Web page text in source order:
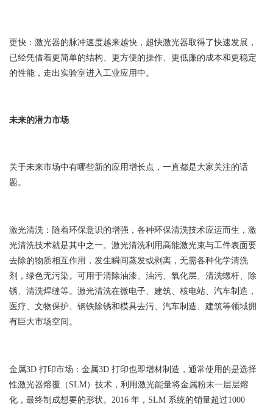
更快：激光器的脉冲速度越来越快，超快激光器取得了快速发展，
已经凭借着更简单的结构、更方便的操作、更低廉的成本和更稳定
的性能，走出实验室进入工业应用中。
未来的潜力市场
关于未来市场中有哪些新的应用增长点，一直都是大家关注的话
题。
激光清洗：随着环保意识的增强，各种环保清洗技术应运而生，激
光清洗技术就是其中之一。激光清洗利用高能激光束与工件表面要
去除的物质相互作用，发生瞬间蒸发或剥离，无需各种化学清洗
剂，绿色无污染。可用于清除油漆、油污、氧化层、清洗螺杆、除
锈、清洗焊缝等。激光清洗在微电子、建筑、核电站、汽车制造，
医疗、文物保护、钢铁除锈和模具去污、汽车制造、建筑等领域拥
有巨大市场空间。
金属3D 打印市场：金属3D 打印也即增材制造，通常使用的是选择
性激光器熔覆（SLM）技术，利用激光能量将金属粉末一层层熔
化，最终制成想要的形状。2016 年，SLM 系统的销量超过1000